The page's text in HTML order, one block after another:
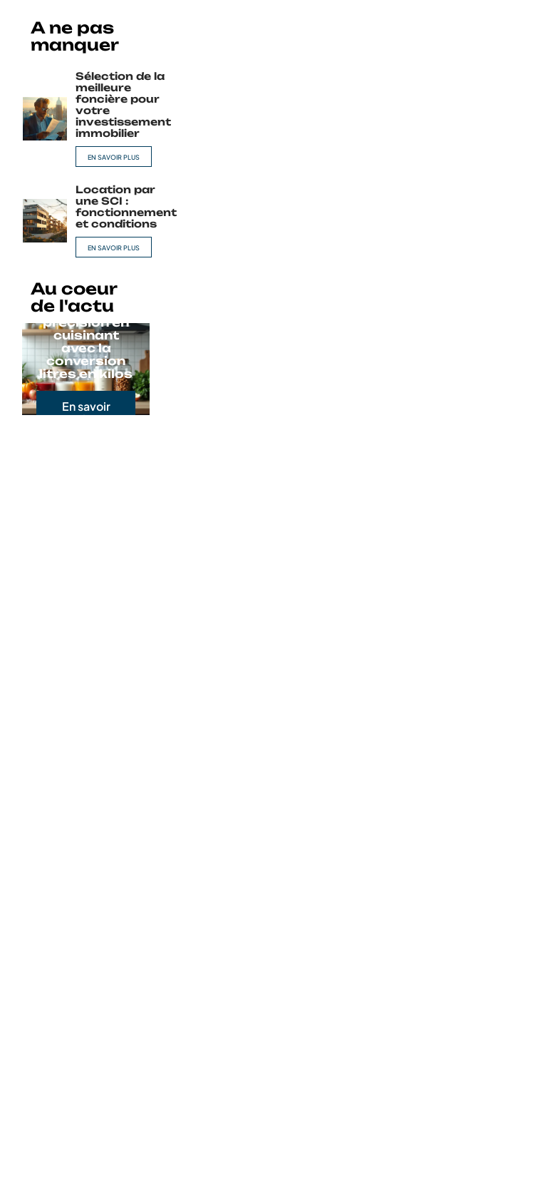
A ne pas
manquer
Sélection de la
meilleure
foncière pour
votre
investissement
immobilier
EN SAVOIR PLUS
Location par
une SCI :
fonctionnement
et conditions
EN SAVOIR PLUS
Au coeur
de l'actu
Gagnez en
précision en
cuisinant
avec la
conversion
litres en kilos
En savoir
plus